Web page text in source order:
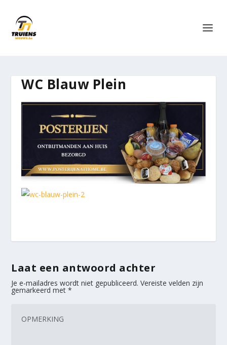
WC Blauw Plein
Laat een antwoord achter
Je e-mailadres wordt niet gepubliceerd. Vereiste velden zijn
gemarkeerd met*